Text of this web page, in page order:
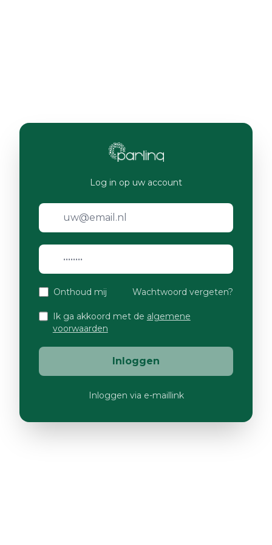
Log in op uw account
Onthoud mij Wachtwoord vergeten?
Ik ga akkoord met de algemene
voorwaarden
Inloggen
Inloggen via e-maillink